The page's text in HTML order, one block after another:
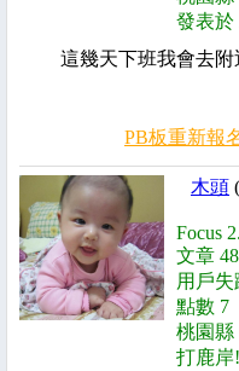
發表於
這幾天下班我會去
PB板重新報
木頭
Focus
文章
用戶失
點數
桃園縣
打鹿岸